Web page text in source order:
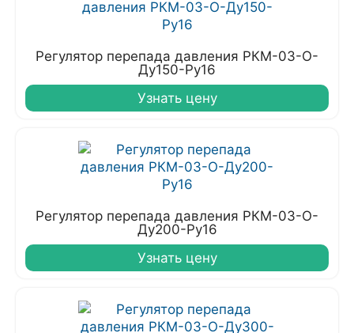
Регулятор перепада давления РКМ-03-О-
Ду150-Ру16
Узнать цену
Регулятор перепада давления РКМ-03-О-
Ду200-Ру16
Узнать цену